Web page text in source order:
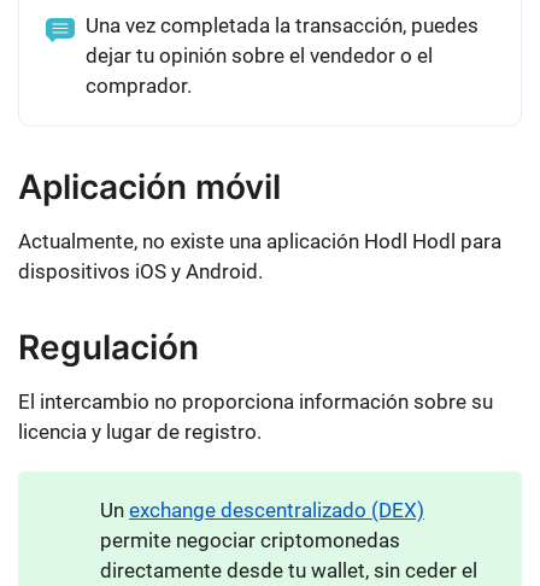
Una vez completada la transacción, puedes
dejar tu opinión sobre el vendedor o el
comprador.
Aplicación móvil
Actualmente, no existe una aplicación Hodl Hodl para
dispositivos iOS y Android.
Regulación
El intercambio no proporciona información sobre su
licencia y lugar de registro.
Un exchange descentralizado (DEX)
permite negociar criptomonedas
directamente desde tu wallet, sin ceder el